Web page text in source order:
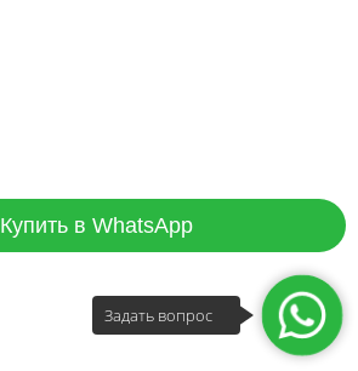
Купить в WhatsApp
Задать вопрос